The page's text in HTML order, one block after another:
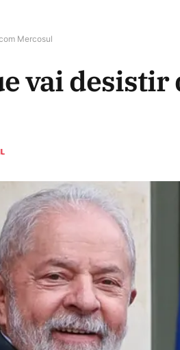
Mercosul
vai desistir